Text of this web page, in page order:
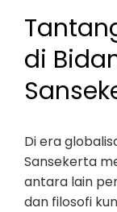
di
Di era
Sansekerta
antara lain
dan filosofi